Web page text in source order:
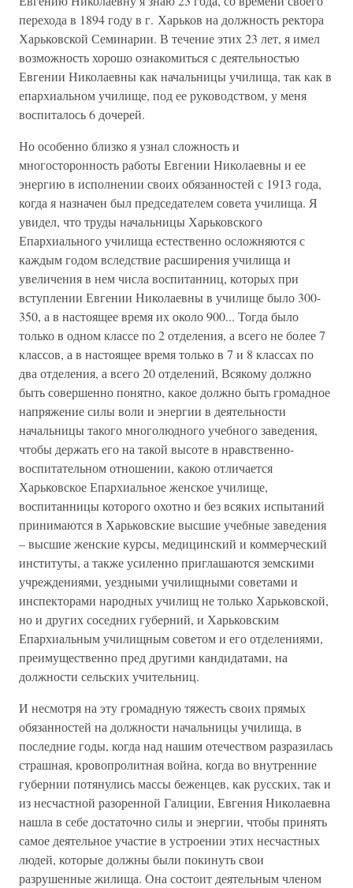
перехода в 1894 году в г. Харьков на должность ректора
Харьковской Семинарии. В течение этих 23 лет, я имел
возможность хорошо ознакомиться с деятельностью
Евгении Николаевны как начальницы училища, так как в
епархиальном училище, под ее руководством, у меня
воспиталось 6 дочерей.
Но особенно близко я узнал сложность и
многосторонность работы Евгении Николаевны и ее
энергию в исполнении своих обязанностей с 1913 года,
когда я назначен был председателем совета училища. Я
увидел, что труды начальницы Харьковского
Епархиального училища естественно осложняются с
каждым годом вследствие расширения училища и
увеличения в нем числа воспитанниц, которых при
вступлении Евгении Николаевны в училище было 300-
350, а в настоящее время их около 900... Тогда было
только в одном классе по 2 отделения, а всего не более 7
классов, а в настоящее время только в 7 и 8 классах по
два отделения, а всего 20 отделений, Всякому должно
быть совершенно понятно, какое должно быть громадное
напряжение силы воли и энергии в деятельности
начальницы такого многолюдного учебного заведения,
чтобы держать его на такой высоте в нравственно-
воспитательном отношении, какою отличается
Харьковское Епархиальное женское училище,
воспитанницы которого охотно и без всяких испытаний
принимаются в Харьковские высшие учебные заведения
– высшие женские курсы, медицинский и коммерческий
институты, а также усиленно приглашаются земскими
учреждениями, уездными училищными советами и
инспекторами народных училищ не только Харьковской,
но и других соседних губерний, и Харьковским
Епархиальным училищным советом и его отделениями,
преимущественно пред другими кандидатами, на
должности сельских учительниц.
И несмотря на эту громадную тяжесть своих прямых
обязанностей на должности начальницы училища, в
последние годы, когда над нашим отечеством разразилась
страшная, кровопролитная война, когда во внутренние
губернии потянулись массы беженцев, как русских, так и
из несчастной разоренной Галиции, Евгения Николаевна
нашла в себе достаточно силы и энергии, чтобы принять
самое деятельное участие в устроении этих несчастных
людей, которые должны были покинуть свои
разрушенные жилища. Она состоит деятельным членом